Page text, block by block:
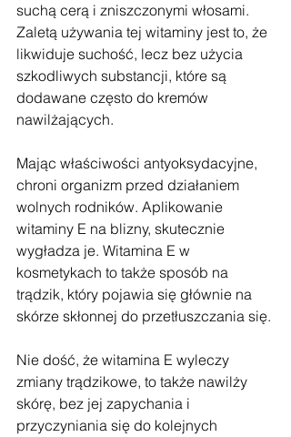
suchą cerą i zniszczonymi włosami.
Zaletą używania tej witaminy jest to, że
likwiduje suchość, lecz bez użycia
szkodliwych substancji, które są
dodawane często do kremów
nawilżających.
Mając właściwości antyoksydacyjne,
chroni organizm przed działaniem
wolnych rodników. Aplikowanie
witaminy E na blizny, skutecznie
wygładza je. Witamina E w
kosmetykach to także sposób na
trądzik, który pojawia się głównie na
skórze skłonnej do przetłuszczania się.
Nie dość, że witamina E wyleczy
zmiany trądzikowe, to także nawilży
skórę, bez jej zapychania i
przyczyniania się do kolejnych